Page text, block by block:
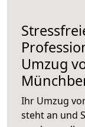
Umzug
Ihr Umzug
steht an und